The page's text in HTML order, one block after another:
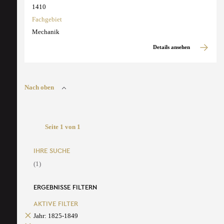
1410
Fachgebiet
Mechanik
Details ansehen
Nach oben
Seite 1 von 1
IHRE SUCHE
(1)
ERGEBNISSE FILTERN
AKTIVE FILTER
Jahr: 1825-1849